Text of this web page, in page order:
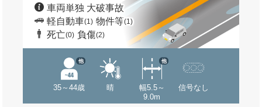
車両単独 大破事故
軽自動車(1) 物件等(1)
死亡(0) 負傷(2)
35～44歳
他
晴
幅5.5～
9.0m
他
信号なし